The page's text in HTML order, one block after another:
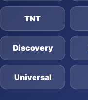
TNT
Discovery
Universal